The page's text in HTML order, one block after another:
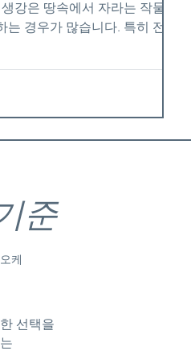
강은 땅속에서 자라는 작물이라
경우가 많습니다. 특히 전남, 경
깊이 자라기 때문에 단순히 손
준
케
선택을